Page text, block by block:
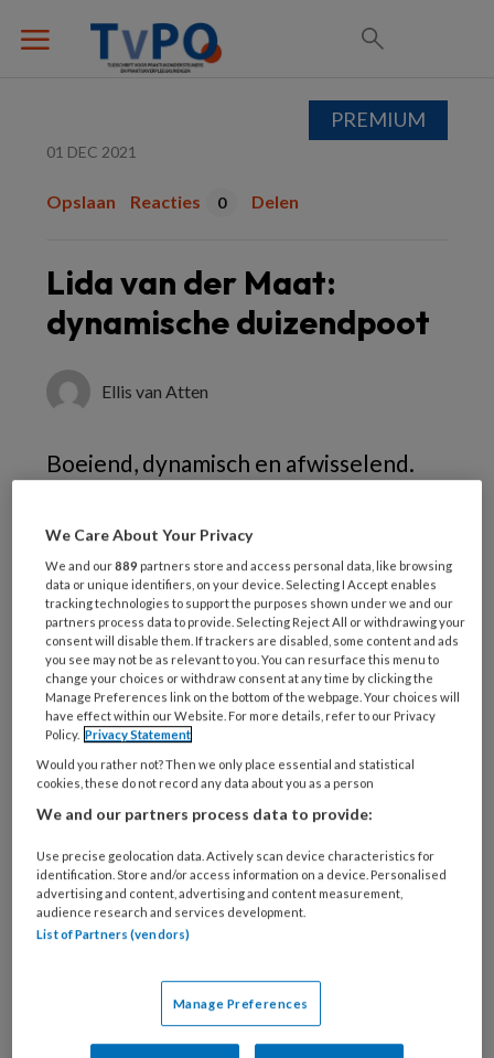
01 DEC 2021
Opslaan Reacties 0 Delen
Lida van der Maat:
dynamische duizendpoot
Ellis van Atten
Boeiend, dynamisch en afwisselend.
Lida van der Maats werk als
praktijkconsulent. Ze ondersteunt
poh's en huisartsen van de praktijken
die zijn aangesloten bij UNICUM in
Bilthoven. Dat is de regio-organisatie
van de huisartsen in Zuidoost-Utrecht
(regio ZOU) en Zuidwest-Utrecht
(regio Lekstroom). 'Als
praktijkconsulent ben je veel op pad,
omdat je telkens weer een andere
huisartsenpraktijk bezoekt', zegt ze.
'Vandaar het afwisselende karakter
van mijn werk.'
Als praktijkconsulent bij UNICUM
Huisartsenzorg is
PREMIUM
We Care About Your Privacy
We and our889 partners store and access personal data, like browsing
data or unique identifiers, on your device. Selecting I Accept enables
tracking technologies to support the purposes shown under we and our
partners process data to provide. Selecting Reject All or withdrawing your
consent will disable them. If trackers are disabled, some content and ads
you see may not be as relevant to you. You can resurface this menu to
change your choices or withdraw consent at any time by clicking the
Manage Preferences link on the bottom of the webpage. Your choices will
have effect within our Website. For more details, refer to our Privacy
Policy. Privacy Statement
Would you rather not? Then we only place essential and statistical
cookies, these do not record any data about you as a person
We and our partners process data to provide:
Use precise geolocation data. Actively scan device characteristics for
identification. Store and/or access information on a device. Personalised
advertising and content, advertising and content measurement,
audience research and services development.
List of Partners (vendors)
Manage Preferences